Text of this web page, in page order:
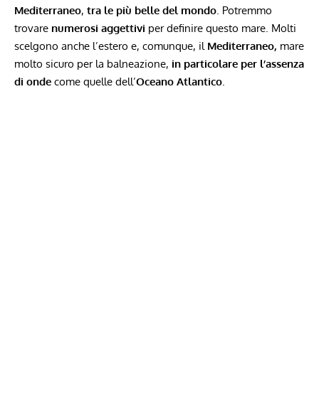
Mediterraneo, tra le più belle del mondo. Potremmo
trovare numerosi aggettivi per definire questo mare. Molti
scelgono anche l’estero e, comunque, il Mediterraneo, mare
molto sicuro per la balneazione, in particolare per l’assenza
di onde come quelle dell’Oceano Atlantico.